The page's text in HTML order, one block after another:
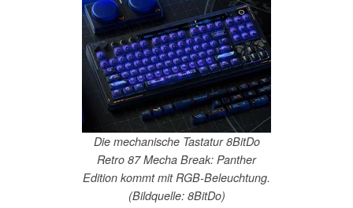
Die mechanische Tastatur 8BitDo
Retro 87 Mecha Break: Panther
Edition kommt mit RGB-Beleuchtung.
(Bildquelle: 8BitDo)